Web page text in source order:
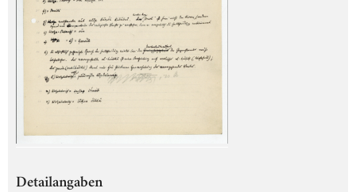
Detailangaben